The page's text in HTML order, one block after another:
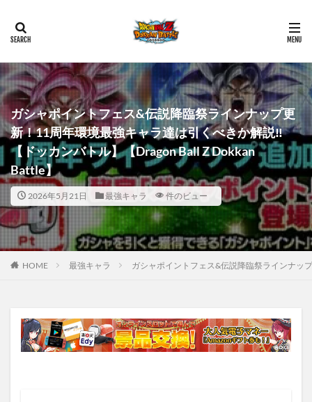
ガシャポイントフェス&伝説降臨祭ラインナップ更
新！11周年環境最強キャラ達は引くべきか解説‼︎
【ドッカンバトル】【Dragon Ball Z Dokkan
Battle】
2026年5月21日 最強キャラ 件のビュー
HOME 最強キャラ ガシャポイントフェス&伝説降臨祭ラインナッ